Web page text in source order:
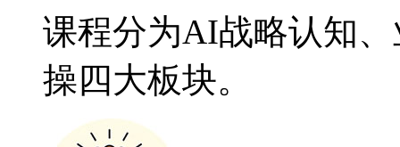
课程分为AI战略认知
操四大板块。